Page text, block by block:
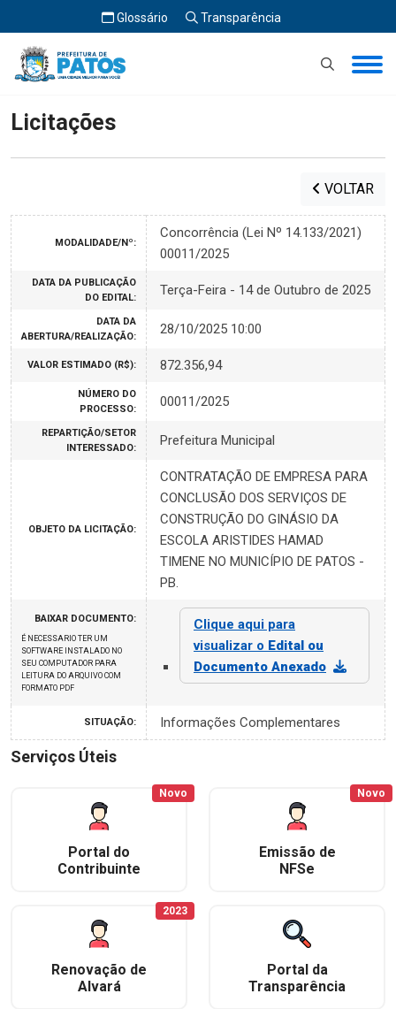
Glossário Transparência
Início Licitações
Licitações
VOLTAR
MODALIDADE/Nº:
Concorrência (Lei Nº 14.133/2021)
00011/2025
DATA DA PUBLICAÇÃO
DO EDITAL:
Terça-Feira - 14 de Outubro de 2025
DATA DA
ABERTURA/REALIZAÇÃO:
28/10/2025 10:00
VALOR ESTIMADO (R$): 872.356,94
NÚMERO DO
PROCESSO:
00011/2025
REPARTIÇÃO/SETOR
INTERESSADO:
Prefeitura Municipal
OBJETO DA LICITAÇÃO:
CONTRATAÇÃO DE EMPRESA PARA
CONCLUSÃO DOS SERVIÇOS DE
CONSTRUÇÃO DO GINÁSIO DA
ESCOLA ARISTIDES HAMAD
TIMENE NO MUNICÍPIO DE PATOS -
PB.
BAIXAR DOCUMENTO:
É NECESSARIO TER UM
SOFTWARE INSTALADO NO
SEU COMPUTADOR PARA
LEITURA DO ARQUIVO COM
FORMATO PDF
Clique aqui para
visualizar o Edital ou
Documento Anexado
SITUAÇÃO: Informações Complementares
Serviços Úteis
Portal do
Contribuinte
Novo
Emissão de
NFSe
Novo
Renovação de
Alvará
2023
Portal da
Transparência